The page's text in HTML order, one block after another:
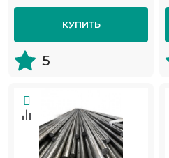
КУПИТЬ
5